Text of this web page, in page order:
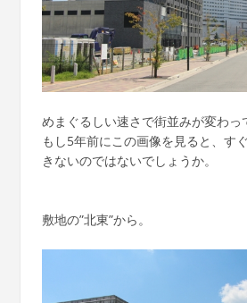
めまぐるしい速さで街並みが変わっ
もし5年前にこの画像を見ると、す
きないのではないでしょうか。
敷地の”北東”から。